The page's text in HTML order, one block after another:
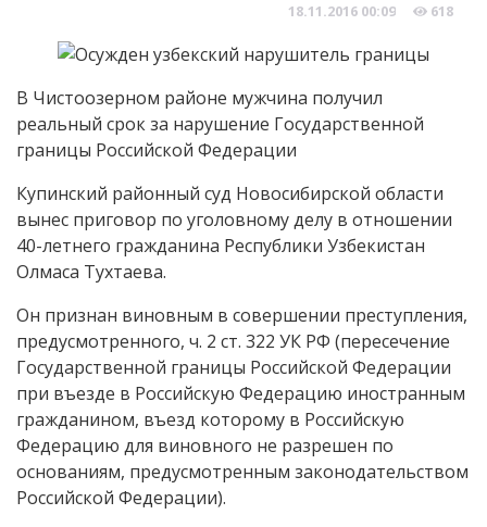
18.11.2016 00:09 618
В Чистоозерном районе мужчина получил
реальный срок за нарушение Государственной
границы Российской Федерации
Купинский районный суд Новосибирской области
вынес приговор по уголовному делу в отношении
40-летнего гражданина Республики Узбекистан
Олмаса Тухтаева.
Он признан виновным в совершении преступления,
предусмотренного, ч. 2 ст. 322 УК РФ (пересечение
Государственной границы Российской Федерации
при въезде в Российскую Федерацию иностранным
гражданином, въезд которому в Российскую
Федерацию для виновного не разрешен по
основаниям, предусмотренным законодательством
Российской Федерации).